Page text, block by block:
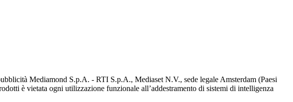
Mediamond S.p.A. - RTI S.p.A., Mediaset N.V., sede legale Amsterdam (Paesi
è vietata ogni utilizzazione funzionale all’addestramento di sistemi di intelligenza